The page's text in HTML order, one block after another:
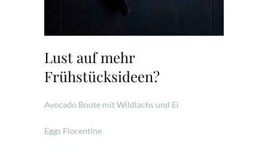
Lust auf mehr
Frühstücksideen?
Avocado Boote mit Wildlachs und Ei
Eggs Florentine